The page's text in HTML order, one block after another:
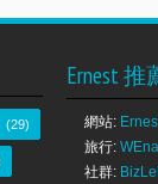
(29)
Ernest 推
網站:
旅行:
社群: